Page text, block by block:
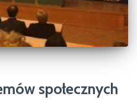
społecznych